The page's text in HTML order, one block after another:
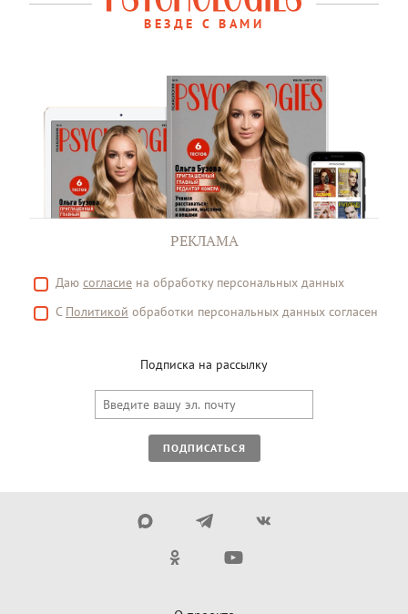
ВЕЗДЕ С ВАМИ
РЕКЛАМА
Даю согласие на обработку персональных данных
С Политикой обработки персональных данных согласен
Подписка на рассылку
ПОДПИСАТЬСЯ